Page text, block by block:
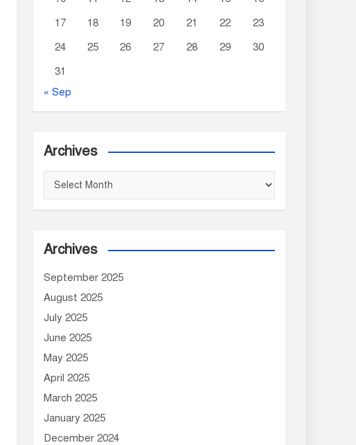
17
18 19 20 21 22
23
24
25 26 27 28 29
30
31
« Sep
Archives
r
c
i
e
s
Archives
September 2025
August 2025
July 2025
June 2025
May 2025
April 2025
March 2025
January 2025
December 2024